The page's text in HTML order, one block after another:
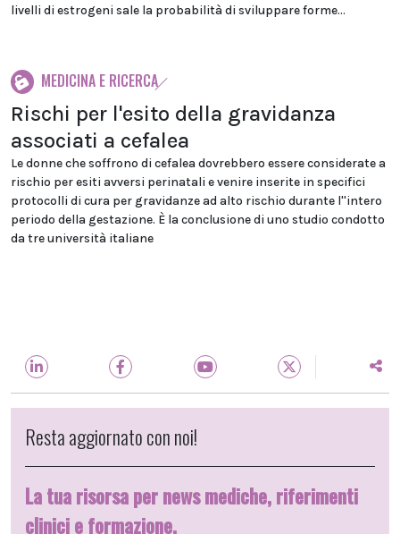
livelli di estrogeni sale la probabilità di sviluppare forme...
MEDICINA E RICERCA
Rischi per l'esito della gravidanza
associati a cefalea
Le donne che soffrono di cefalea dovrebbero essere considerate a
rischio per esiti avversi perinatali e venire inserite in specifici
protocolli di cura per gravidanze ad alto rischio durante l''intero
periodo della gestazione. È la conclusione di uno studio condotto
da tre università italiane
Resta aggiornato con noi!
La tua risorsa per news mediche, riferimenti
clinici e formazione.